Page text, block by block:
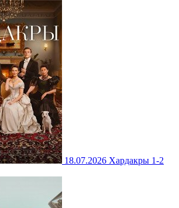
18.07.2026 Хардакры 1-2